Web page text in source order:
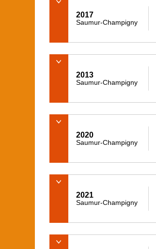
2017
Saumur-Champigny
2013
Saumur-Champigny
2020
Saumur-Champigny
2021
Saumur-Champigny